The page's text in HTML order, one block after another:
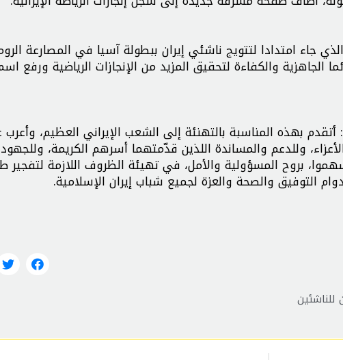
جاء امتدادا لتتويج ناشئي إيران ببطولة آسيا في المصارعة
والكفاءة لتحقيق المزيد من الإنجازات الرياضية ورفع
بهذه المناسبة بالتهنئة إلى الشعب الإيراني العظيم،
وللدعم والمساندة اللذين قدّمتهما أسرهم الكريمة،
بروح المسؤولية والأمل، في تهيئة الظروف اللازمة
التوفيق والصحة والعزة لجميع شباب إيران الإسلامية.
للناشئين